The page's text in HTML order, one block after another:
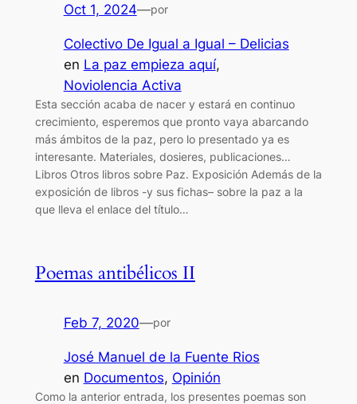
Oct 1, 2024—por
Colectivo De Igual a Igual – Delicias
en La paz empieza aquí
Noviolencia Activa
Esta sección acaba de nacer y estará en continuo
crecimiento, esperemos que pronto vaya abarcando
más ámbitos de la paz, pero lo presentado ya es
interesante. Materiales, dosieres, publicaciones…
Libros Otros libros sobre Paz. Exposición Además de la
exposición de libros -y sus fichas– sobre la paz a la
que lleva el enlace del título…
Poemas antibélicos II
Feb 7, 2020—por
José Manuel de la Fuente Rios
en Documentos, Opinión
Como la anterior entrada, los presentes poemas son